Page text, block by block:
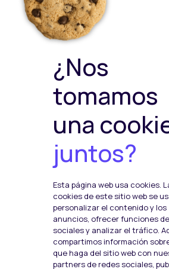
Política Privacidad
Política de Cookies
Política de ventas y
devoluciones
Medioambiente
Política de Seguridad de la
Información
Plataformas de pago
Social Media
I
n
s
t
T
w
i
t
¿Nos
tomamos
una
juntos?
Esta página web usa cookies.
cookies de este sitio web se
personalizar el contenido y los
anuncios, ofrecer funciones
sociales y analizar el tráfico.
compartimos información
que haga del sitio web con
partners de redes sociales,